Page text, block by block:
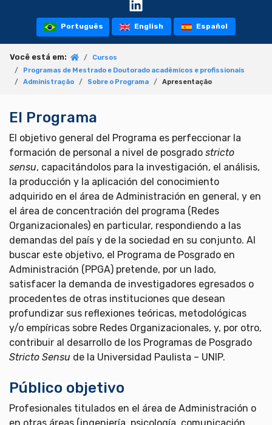
Português English Español
Você está em:
Cursos
Programas de Mestrado e Doutorado acadêmicos e profissionais
Administração
Sobre o Programa Apresentação
El Programa
El objetivo general del Programa es perfeccionar la
formación de personal a nivel de posgrado stricto
sensu, capacitándolos para la investigación, el análisis,
la producción y la aplicación del conocimiento
adquirido en el área de Administración en general, y en
el área de concentración del programa (Redes
Organizacionales) en particular, respondiendo a las
demandas del país y de la sociedad en su conjunto. Al
buscar este objetivo, el Programa de Posgrado en
Administración (PPGA) pretende, por un lado,
satisfacer la demanda de investigadores egresados o
procedentes de otras instituciones que desean
profundizar sus reflexiones teóricas, metodológicas
y/o empíricas sobre Redes Organizacionales, y, por otro,
contribuir al desarrollo de los Programas de Posgrado
Stricto Sensu de la Universidad Paulista – UNIP.
Público objetivo
Profesionales titulados en el área de Administración o